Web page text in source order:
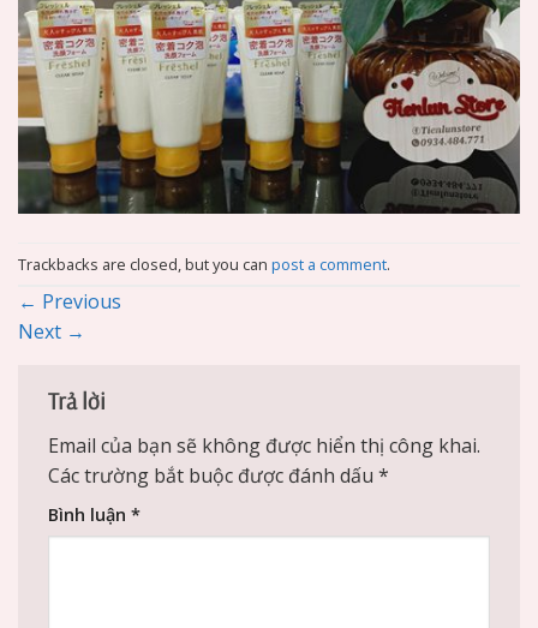
Trackbacks are closed, but you can post a comment.
← Previous
Next →
Trả lời
Email của bạn sẽ không được hiển thị công khai.
Các trường bắt buộc được đánh dấu *
Bình luận *